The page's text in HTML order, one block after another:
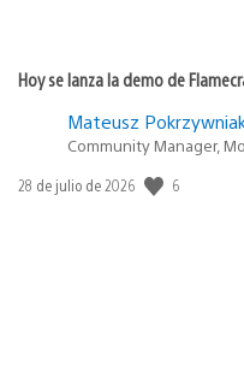
Hoy se lanza la demo de
Mateusz
Community Manager,
Fecha
28 de julio de 2026 6